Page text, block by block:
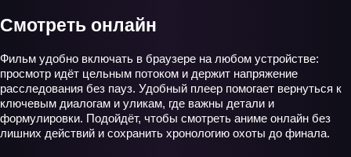
Смотреть онлайн
Фильм удобно включать в браузере на любом устройстве:
просмотр идёт цельным потоком и держит напряжение
расследования без пауз. Удобный плеер помогает вернуться к
ключевым диалогам и уликам, где важны детали и
формулировки. Подойдёт, чтобы смотреть аниме онлайн без
лишних действий и сохранить хронологию охоты до финала.